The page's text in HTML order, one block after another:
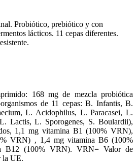
Probiótico, prebiótico y con
lácticos. 11 cepas diferentes.
168 mg de mezcla probiótica
de 11 cepas: B. Infantis, B.
L. Acidophilus, L. Paracasei, L.
Lactis, L. Sporogenes, S. Boulardii),
1,1 mg vitamina B1 (100% VRN),
VRN) , 1,4 mg vitamina B6 (100%
B12 (100% VRN). VRN= Valor de
la UE.